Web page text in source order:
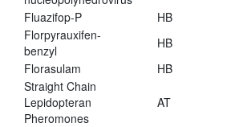
Fluazifop-P
HB
Florpyrauxifen-
benzyl
HB
Florasulam
HB
Straight Chain
Lepidopteran
Pheromones
AT